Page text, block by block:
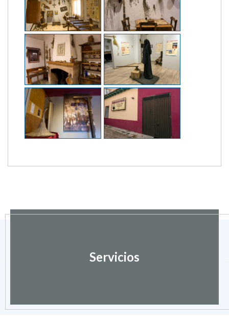
Servicios